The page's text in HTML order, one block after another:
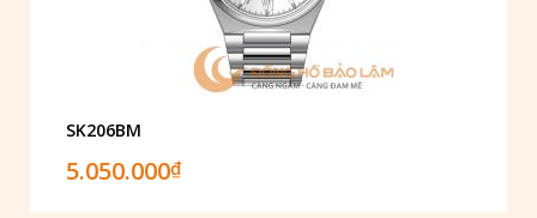
SK206BM
5.050.000₫